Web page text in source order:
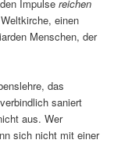
Impulsereichen
einen
Menschen, der
das
saniert
aus. Wer
sich nicht mit einer